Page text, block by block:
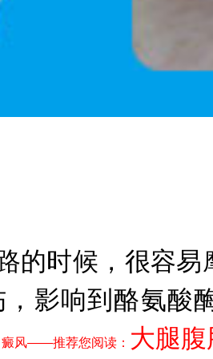
时候，很容易
影响到酪氨酸
癜风——推荐您阅读： 大腿